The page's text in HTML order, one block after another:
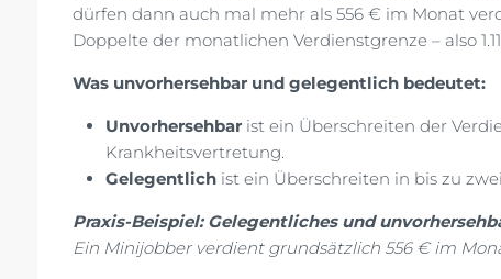
dürfen dann auch mal mehr als 556 € im Monat
Doppelte der monatlichen Verdienstgrenze – also
Was unvorhersehbar und gelegentlich bedeutet:
Unvorhersehbar ist ein Überschreiten der
Krankheitsvertretung.
Gelegentlich ist ein Überschreiten in bis zu
Praxis-Beispiel: Gelegentliches und
Ein Minijobber verdient grundsätzlich 556 € im